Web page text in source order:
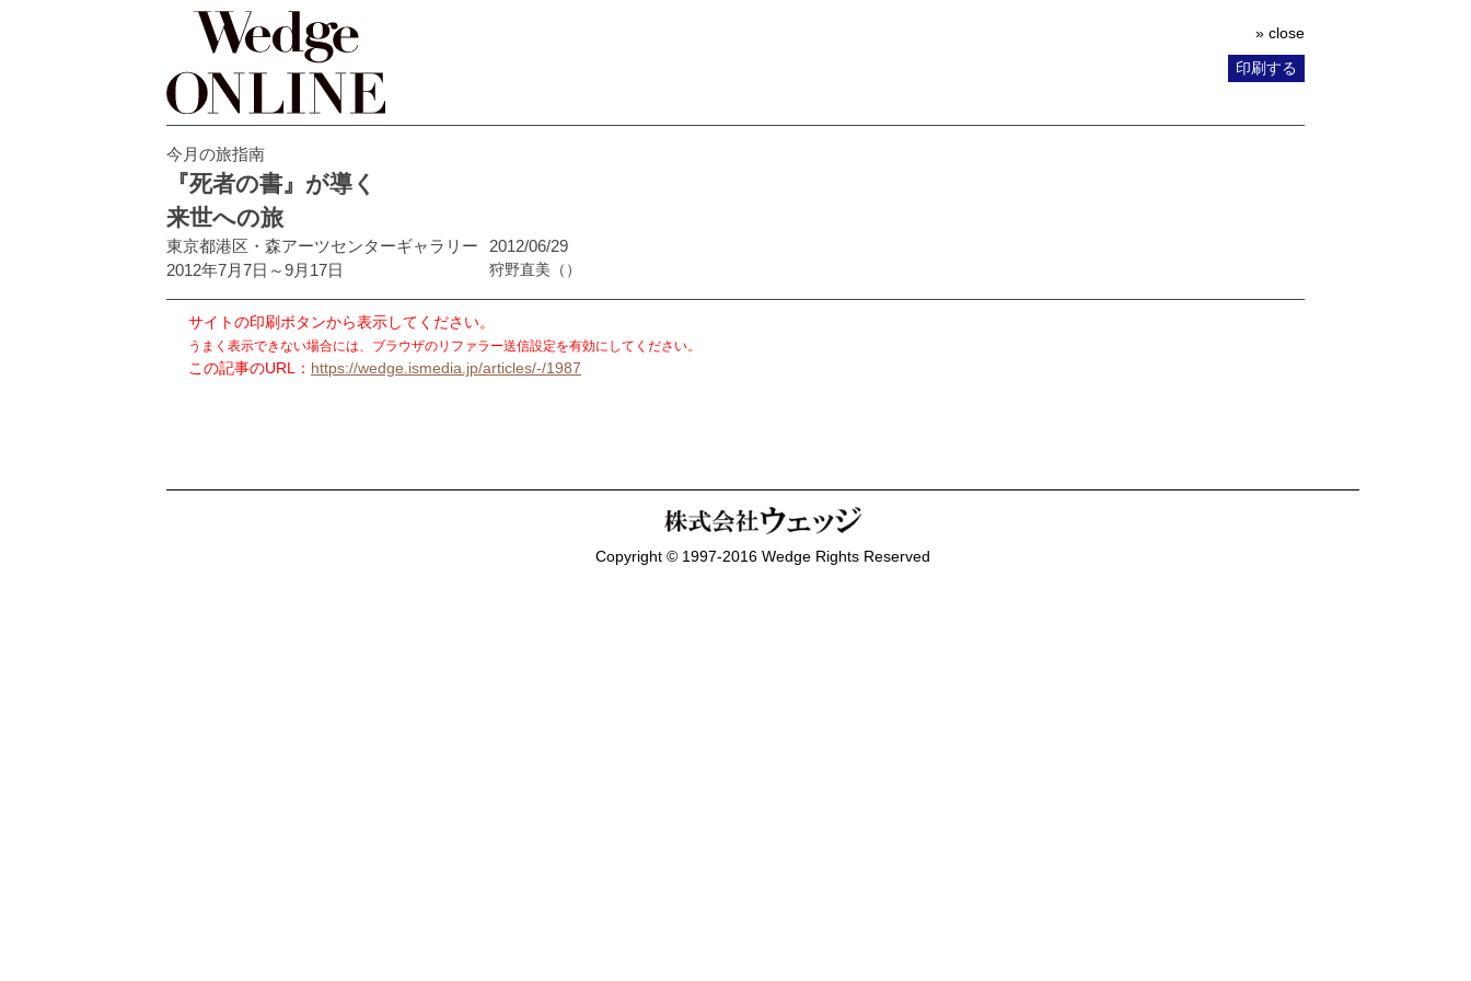
» close
印刷する
今月の旅指南
『死者の書』が導く
来世への旅
東京都港区・森アーツセンターギャラリー
2012年7月7日～9月17日
2012/06/29
狩野直美 （）
サイトの印刷ボタンから表示してください。
うまく表示できない場合には、ブラウザのリファラー送信設定を有効にしてください。
この記事のURL： https://wedge.ismedia.jp/articles/-/1987
Copyright © 1997-2016 Wedge Rights Reserved